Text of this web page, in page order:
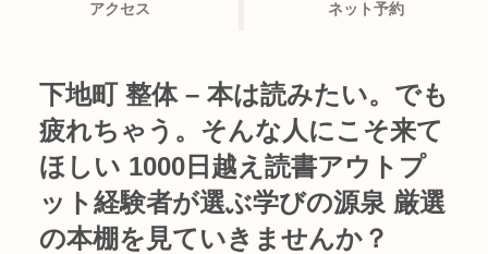
アクセス ネット予約
下地町 整体 – 本は読みたい。でも
疲れちゃう。そんな人にこそ来て
ほしい 1000日越え読書アウトプ
ット経験者が選ぶ学びの源泉 厳選
の本棚を見ていきませんか？